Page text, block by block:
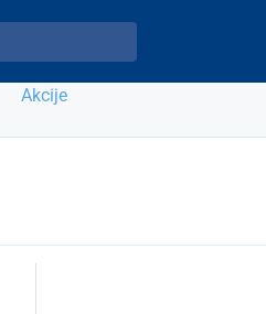
Akcije